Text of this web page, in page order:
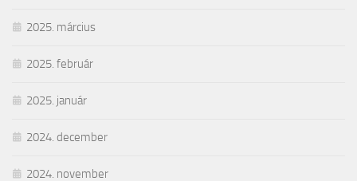
2025. március
2025. február
2025. január
2024. december
2024. november